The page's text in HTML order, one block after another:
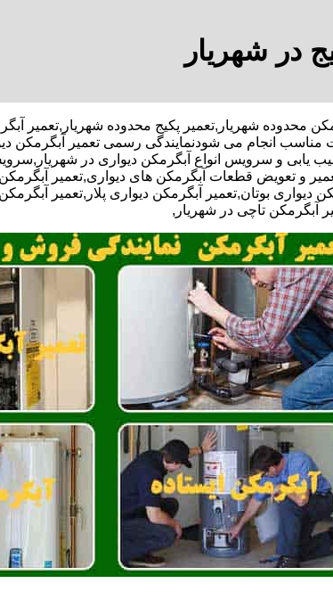
در شهریار
آبگرمکن محدوده شهریار,تعمیر پکیج محدوده شهریار,تعمیر
انجام می شودنمایندگی رسمی تعمیر آبگرمکن
یابی و سرویس انواع آبگرمکن دیواری در
و تعویض قطعات آبگرمکن های دیواری,تعمیر آبگرمکن
بوتان,تعمیر آبگرمکن دیواری پلار,تعمیر
آبگرمکن تاچی در شهریار,